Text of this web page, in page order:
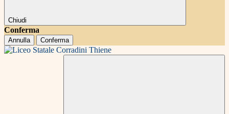
Chiudi
Conferma
Annulla Conferma